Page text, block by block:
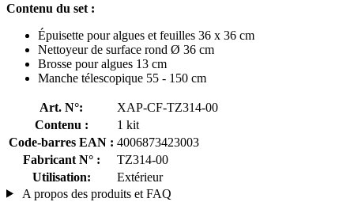
Contenu du set :
Épuisette pour algues et feuilles 36 x 36 cm
Nettoyeur de surface rond Ø 36 cm
Brosse pour algues 13 cm
Manche télescopique 55 - 150 cm
Art. N°:
XAP-CF-TZ314-00
Contenu :
1 kit
Code-barres EAN : 4006873423003
Fabricant N° :
TZ314-00
Utilisation:
Extérieur
A propos des produits et FAQ